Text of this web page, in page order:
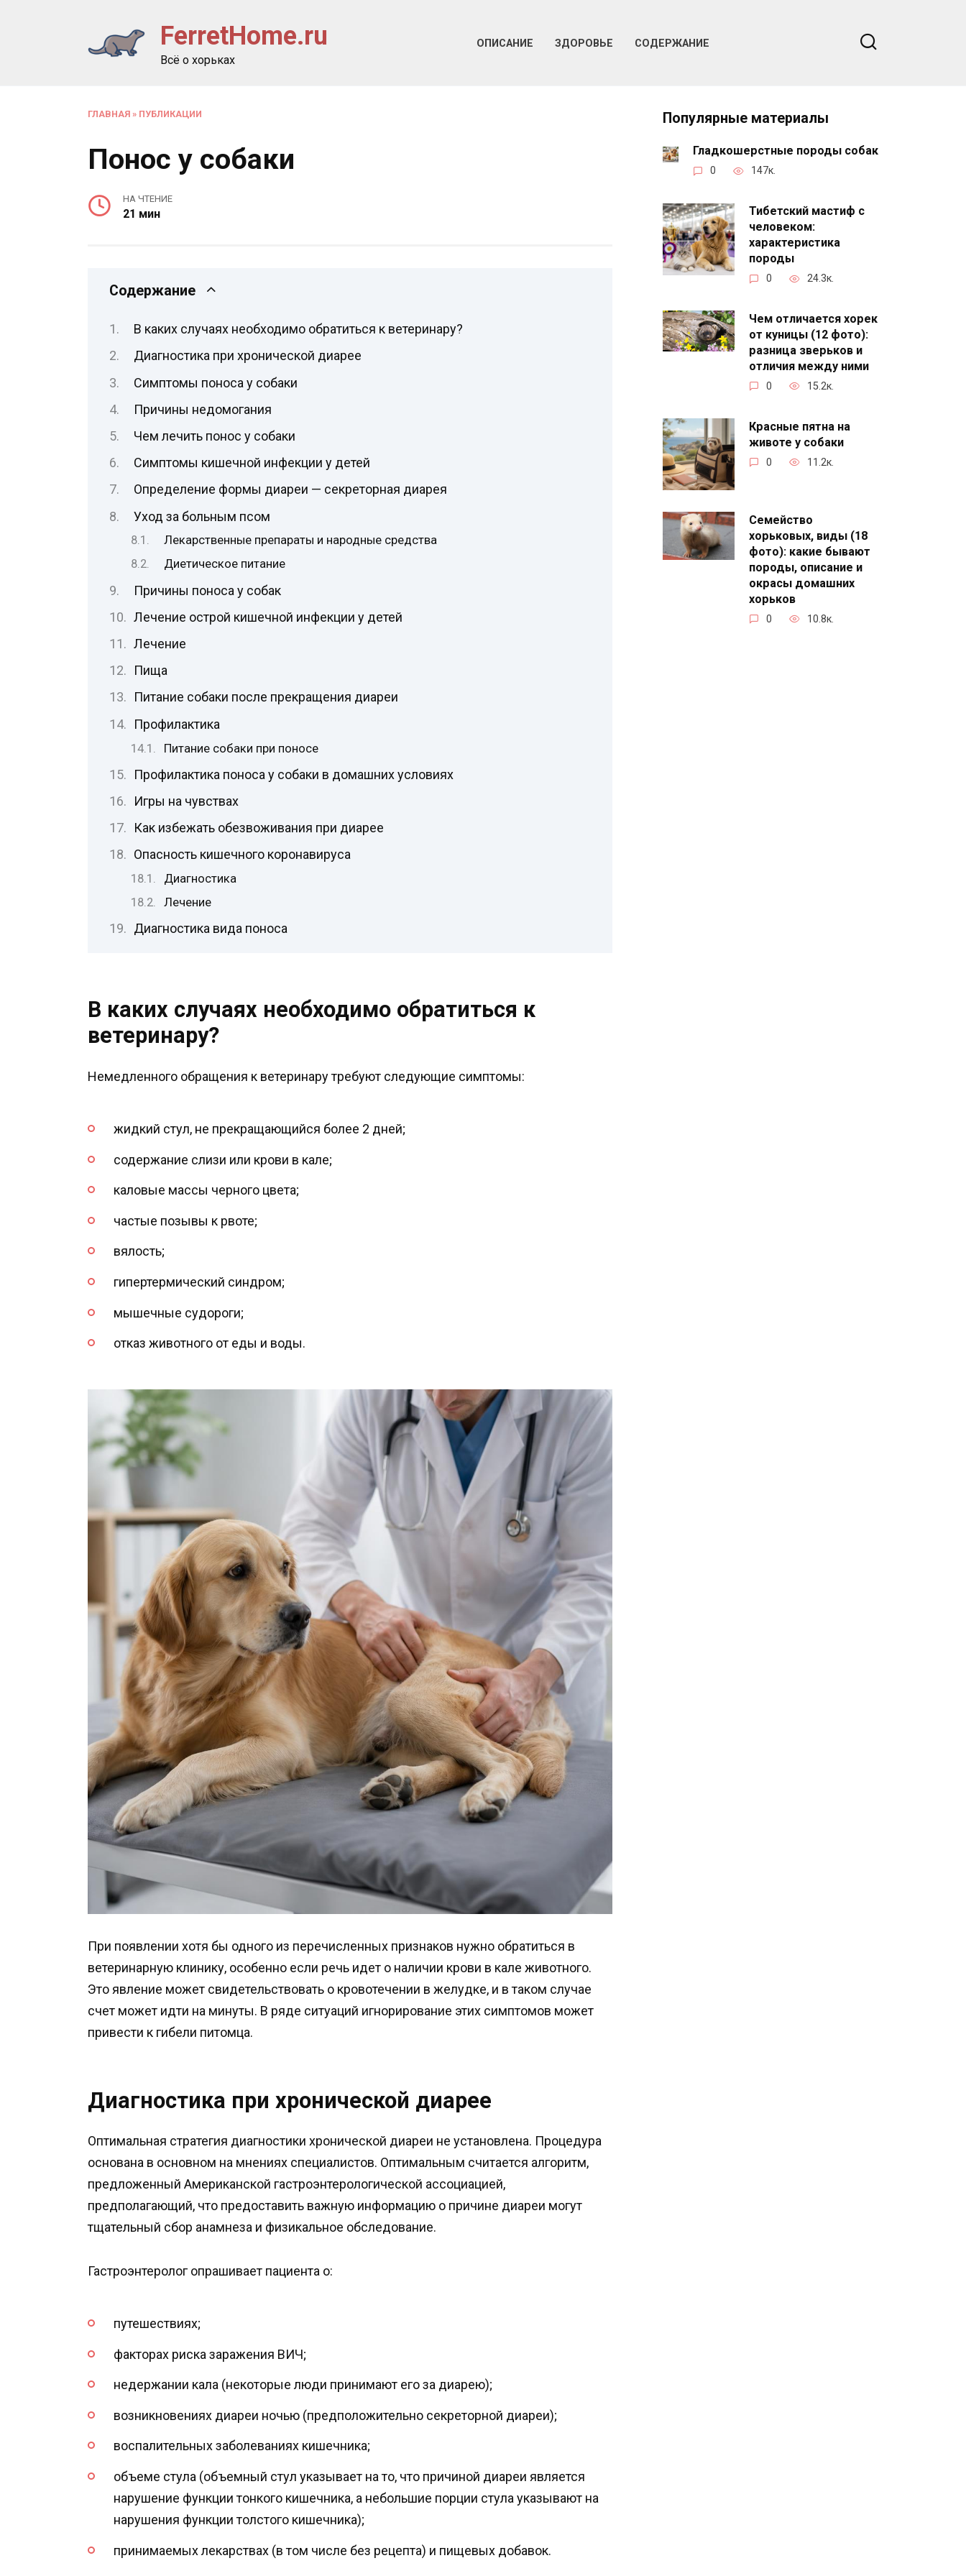
FerretHome.ru
Всё о хорьках
ОПИСАНИЕ ЗДОРОВЬЕ СОДЕРЖАНИЕ
ГЛАВНАЯ » ПУБЛИКАЦИИ
Понос у собаки
НА ЧТЕНИЕ
21 мин
Содержание
В каких случаях необходимо обратиться к ветеринару?
Диагностика при хронической диарее
Симптомы поноса у собаки
Причины недомогания
Чем лечить понос у собаки
Симптомы кишечной инфекции у детей
Определение формы диареи — секреторная диарея
Уход за больным псом
Лекарственные препараты и народные средства
Диетическое питание
Причины поноса у собак
Лечение острой кишечной инфекции у детей
Лечение
Пища
Питание собаки после прекращения диареи
Профилактика
Питание собаки при поносе
Профилактика поноса у собаки в домашних условиях
Игры на чувствах
Как избежать обезвоживания при диарее
Опасность кишечного коронавируса
Диагностика
Лечение
Диагностика вида поноса
В каких случаях необходимо обратиться к
ветеринару?
Немедленного обращения к ветеринару требуют следующие симптомы:
жидкий стул, не прекращающийся более 2 дней;
содержание слизи или крови в кале;
каловые массы черного цвета;
частые позывы к рвоте;
вялость;
гипертермический синдром;
мышечные судороги;
отказ животного от еды и воды.
При появлении хотя бы одного из перечисленных признаков нужно обратиться в
ветеринарную клинику, особенно если речь идет о наличии крови в кале животного.
Это явление может свидетельствовать о кровотечении в желудке, и в таком случае
счет может идти на минуты. В ряде ситуаций игнорирование этих симптомов может
привести к гибели питомца.
Диагностика при хронической диарее
Оптимальная стратегия диагностики хронической диареи не установлена. Процедура
основана в основном на мнениях специалистов. Оптимальным считается алгоритм,
предложенный Американской гастроэнтерологической ассоциацией,
предполагающий, что предоставить важную информацию о причине диареи могут
тщательный сбор анамнеза и физикальное обследование.
Гастроэнтеролог опрашивает пациента о:
путешествиях;
факторах риска заражения ВИЧ;
недержании кала (некоторые люди принимают его за диарею);
возникновениях диареи ночью (предположительно секреторной диареи);
воспалительных заболеваниях кишечника;
объеме стула (объемный стул указывает на то, что причиной диареи является
нарушение функции тонкого кишечника, а небольшие порции стула указывают на
нарушения функции толстого кишечника);
принимаемых лекарствах (в том числе без рецепта) и пищевых добавок.
Популярные материалы
Гладкошерстные породы собак
0 147к.
Тибетский мастиф с
человеком:
характеристика
породы
0 24.3к.
Чем отличается хорек
от куницы (12 фото):
разница зверьков и
отличия между ними
0 15.2к.
Красные пятна на
животе у собаки
0 11.2к.
Семейство
хорьковых, виды (18
фото): какие бывают
породы, описание и
окрасы домашних
хорьков
0 10.8к.